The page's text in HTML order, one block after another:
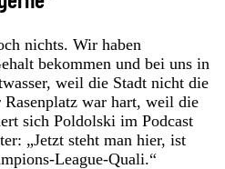
nichts. Wir haben
bekommen und bei uns in
weil die Stadt nicht die
war hart, weil die
sich Poldolski im Podcast
„Jetzt steht man hier, ist
League-Quali.“